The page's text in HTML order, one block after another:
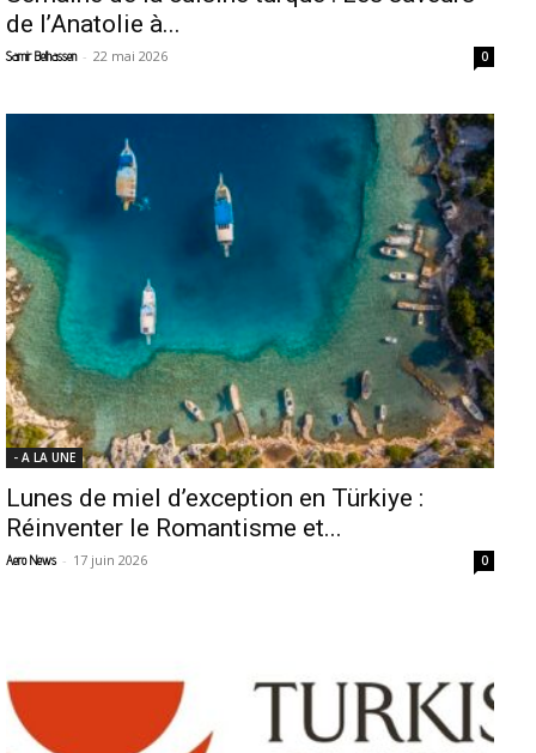
de l’Anatolie à...
Samir Belhassen - 22 mai 2026 0
- A LA UNE
Lunes de miel d’exception en Türkiye :
Réinventer le Romantisme et...
Aero News - 17 juin 2026 0